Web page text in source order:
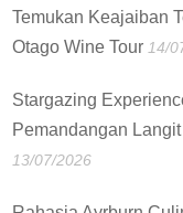
Temukan Keajaiban
Otago Wine Tour 14/
Stargazing
Pemandangan
13/07/2026